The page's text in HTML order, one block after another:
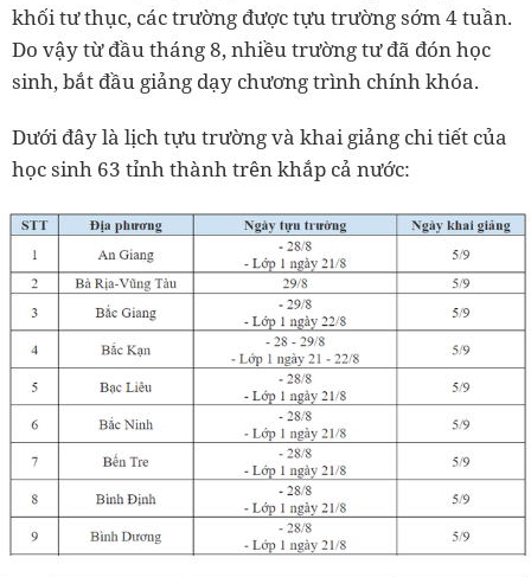
khối tư thục, các trường được tựu trường sớm 4 tuần.
Do vậy từ đầu tháng 8, nhiều trường tư đã đón học
sinh, bắt đầu giảng dạy chương trình chính khóa.
Dưới đây là lịch tựu trường và khai giảng chi tiết của
học sinh 63 tỉnh thành trên khắp cả nước: